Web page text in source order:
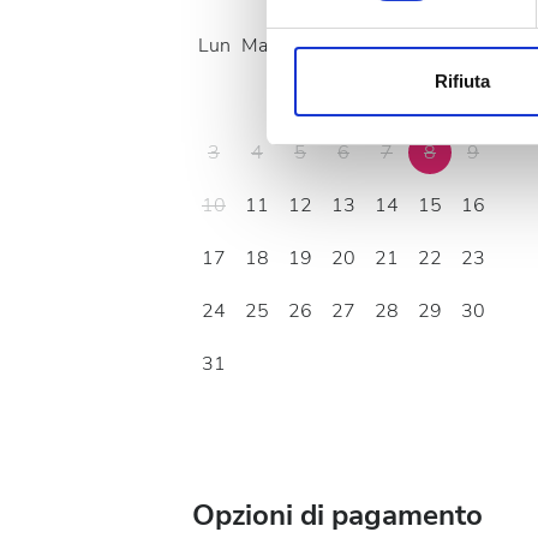
modificare o ritirare il tuo
di analisi dei dati web,
Rifiuta
Lun Mar Mer Gio Ven Sab Dom
3
4 5 6 7 8
9
10
11 12 13 14 15
16
17
18 19 20 21 22
23
24
25 26 27 28 29
30
31
Opzioni di pagamento